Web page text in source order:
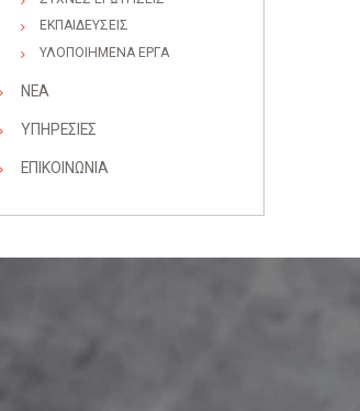
ΕΚΠΑΙΔΕΥΣΕΙΣ
ΥΛΟΠΟΙΗΜΕΝΑ ΕΡΓΑ
ΝΕΑ
ΥΠΗΡΕΣΙΕΣ
ΕΠΙΚΟΙΝΩΝΙΑ